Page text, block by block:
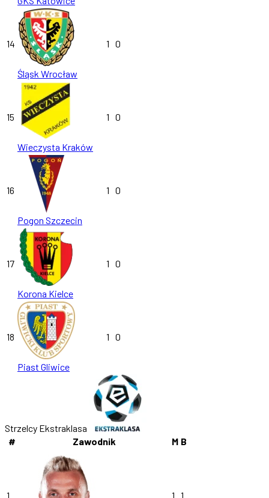
14
Śląsk Wrocław
1 0
15
Wieczysta Kraków
1 0
16
Pogon Szczecin
1 0
17
Korona Kielce
1 0
18
Piast Gliwice
1 0
Strzelcy Ekstraklasa
#
Zawodnik M B
1 1 1